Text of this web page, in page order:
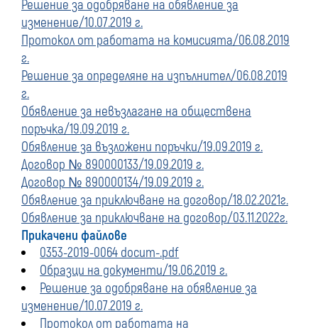
2020
г.
Решение за одобряване на обявление за
изменение/10.07.2019 г.
Протокол от работата на комисията/06.08.2019
г.
Решение за определяне на изпълнител/06.08.2019
г.
Обявление за невъзлагане на обществена
поръчка/19.09.2019 г.
Обявление за възложени поръчки/19.09.2019 г.
Договор № 890000133/19.09.2019 г.
Договор № 890000134/19.09.2019 г.
Обявление за приключване на договор/18.02.2021г.
Обявление за приключване на договор/03.11.2022г.
Прикачени файлове
0353-2019-0064 docum-.pdf
Образци на документи/19.06.2019 г.
Решение за одобряване на обявление за
изменение/10.07.2019 г.
Протокол от работата на